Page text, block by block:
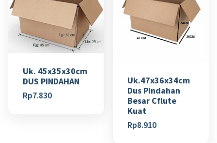
Uk. 45x35x30cm
DUS PINDAHAN
Rp7.830
Uk.47x36x34cm
Dus Pindahan
Besar Cflute
Kuat
Rp8.910